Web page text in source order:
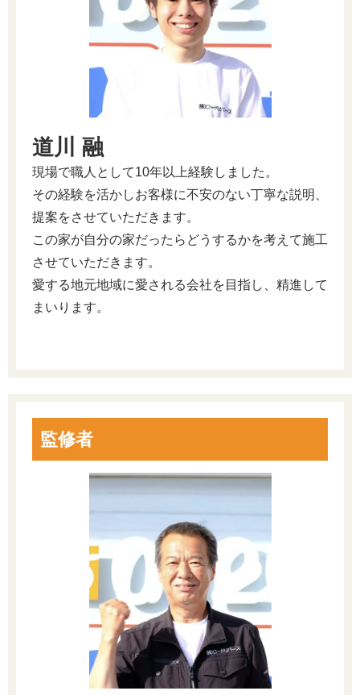
道川 融
現場で職人として10年以上経験しました。
その経験を活かしお客様に不安のない丁寧な説明、
提案をさせていただきます。
この家が自分の家だったらどうするかを考えて施工
させていただきます。
愛する地元地域に愛される会社を目指し、精進して
まいります。
監修者